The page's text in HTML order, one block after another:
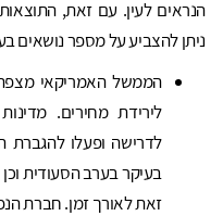
הנראים לעין. עם זאת,
ניתן להצביע על מספר נושאים
הממשל האמריקאי
לירידת מחירים.
לדרישה ופעלו להגברת
בעיקר בערב הסעודית
זאת לאורך זמן. חברת